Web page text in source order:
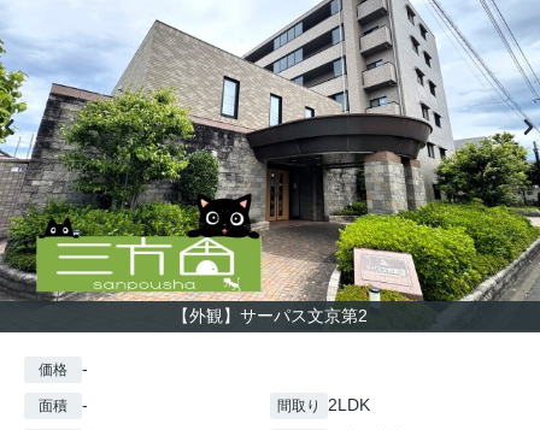
【外観】サーパス文京第2
価格 -
面積 - 間取り 2LDK